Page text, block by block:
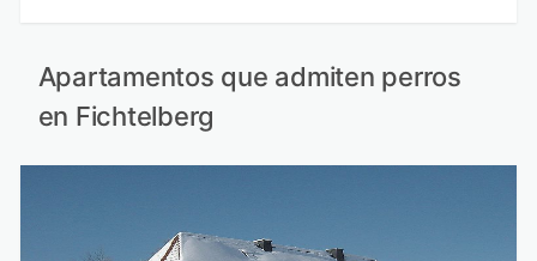
Apartamentos que admiten perros
en Fichtelberg